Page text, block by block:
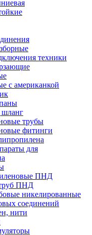
техники
с американкой
шланг
трубы
фитинги
для
ПНД
ПНД
никелированные
соединений
нити